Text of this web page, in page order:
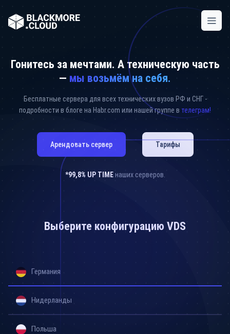
Гонитесь за мечтами. А техническую часть
— мы возьмём на себя.
Бесплатные сервера для всех технических вузов РФ и СНГ -
подробности в блоге на Habr.com или нашей группе в телеграм!
Арендовать сервер Тарифы
*99,8% UP TIMEнаших серверов.
Выберите конфигурацию VDS
Германия
Нидерланды
Польша